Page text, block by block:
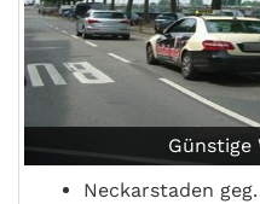
Günstige
Neckarstaden